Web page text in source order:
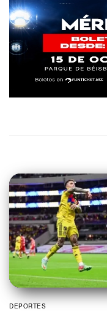
DEPORTES